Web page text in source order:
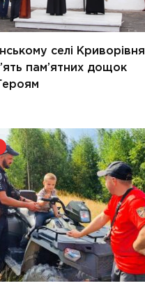
селі Криворівня
пам’ятних дощок